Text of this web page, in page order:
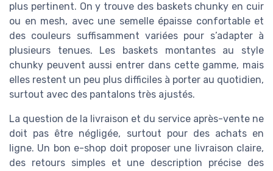
plus pertinent. On y trouve des baskets chunky en cuir
ou en mesh, avec une semelle épaisse confortable et
des couleurs suffisamment variées pour s’adapter à
plusieurs tenues. Les baskets montantes au style
chunky peuvent aussi entrer dans cette gamme, mais
elles restent un peu plus difficiles à porter au quotidien,
surtout avec des pantalons très ajustés.
La question de la livraison et du service après-vente ne
doit pas être négligée, surtout pour des achats en
ligne. Un bon e-shop doit proposer une livraison claire,
des retours simples et une description précise des